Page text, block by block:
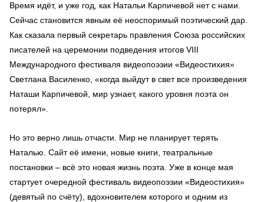
Время идёт, и уже год, как Натальи Карпичевой нет с нами.
Сейчас становится явным её неоспоримый поэтический дар.
Как сказала первый секретарь правления Союза российских
писателей на церемонии подведения итогов VIII
Международного фестиваля видеопоэзии «Видеостихия»
Светлана Василенко, «когда выйдут в свет все произведения
Наташи Карпичевой, мир узнает, какого уровня поэта он
потерял».
Но это верно лишь отчасти. Мир не планирует терять
Наталью. Сайт её имени, новые книги, театральные
постановки – всё это новая жизнь поэта. Уже в конце мая
стартует очередной фестиваль видеопоэзии «Видеостихия»
(девятый по счёту), вдохновителем которого и одним из